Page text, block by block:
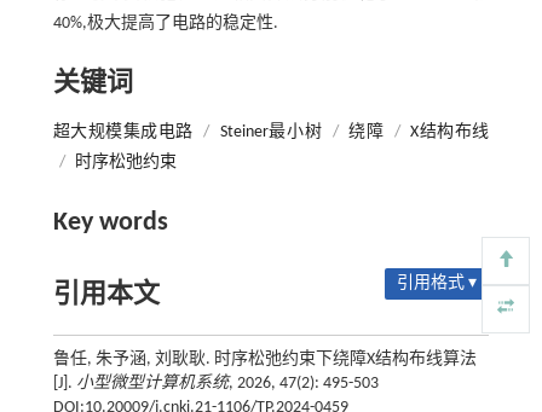
40%,极大提高了电路的稳定性.
关键词
超大规模集成电路 / Steiner最小树 / 绕障 / X结构布线
/
时序松弛约束
Key words
引用本文 引用格式 ▾
鲁任, 朱予涵, 刘耿耿. 时序松弛约束下绕障X结构布线算法
[J]. 小型微型计算机系统, 2026, 47(2): 495-503
DOI:10.20009/j.cnki.21-1106/TP.2024-0459